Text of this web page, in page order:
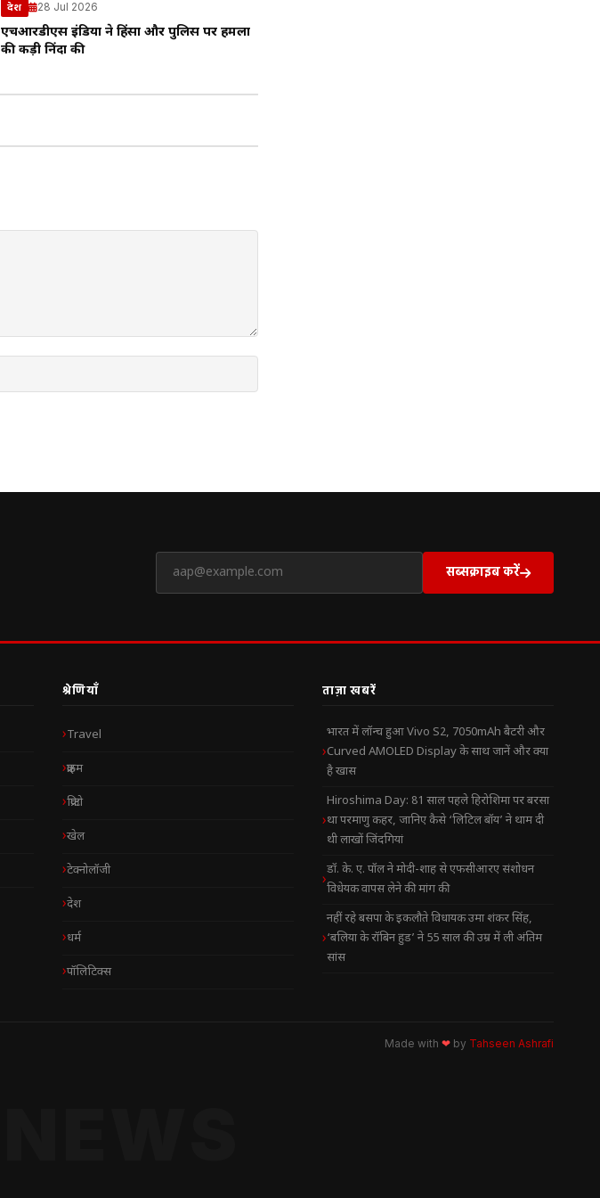
देश 28 Jul 2026
एचआरडीएस इंडिया ने हिंसा और पुलिस पर हमलों
की कड़ी निंदा की
सब्सक्राइब करें
श्रेणियाँ
Travel
क्राइम
क्रिप्टो
खेल
टेक्नोलॉजी
देश
धर्म
पॉलिटिक्स
ताज़ा खबरें
भारत में लॉन्च हुआ Vivo S2, 7050mAh बैटरी और
Curved AMOLED Display के साथ जानें और क्या
है खास
Hiroshima Day: 81 साल पहले हिरोशिमा पर बरसा
था परमाणु कहर, जानिए कैसे ‘लिटिल बॉय’ ने थाम दी
थी लाखों जिंदगियां
डॉ. के. ए. पॉल ने मोदी-शाह से एफसीआरए संशोधन
विधेयक वापस लेने की मांग की
नहीं रहे बसपा के इकलौते विधायक उमा शंकर सिंह,
‘बलिया के रॉबिन हुड’ ने 55 साल की उम्र में ली अंतिम
सांस
Made with ❤ by Tahseen Ashrafi